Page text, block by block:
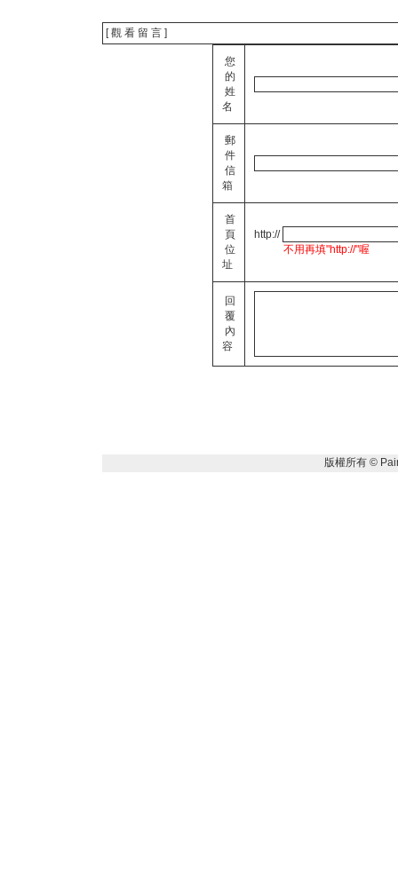
[ 觀 看 留 言 ]
您
的
姓
名
郵
件
信
箱
首
頁
位
址
http://
不用再填"http://"喔
回
覆
內
容
版權所有 ©